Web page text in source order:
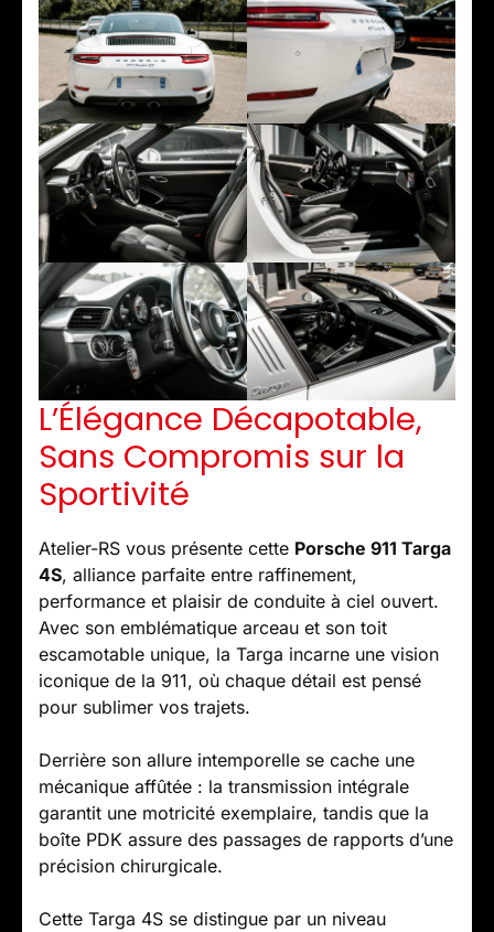
L’Élégance Décapotable,
Sans Compromis sur la
Sportivité
Atelier-RS vous présente cette Porsche 911 Targa
4S, alliance parfaite entre raffinement,
performance et plaisir de conduite à ciel ouvert.
Avec son emblématique arceau et son toit
escamotable unique, la Targa incarne une vision
iconique de la 911, où chaque détail est pensé
pour sublimer vos trajets.
Derrière son allure intemporelle se cache une
mécanique affûtée : la transmission intégrale
garantit une motricité exemplaire, tandis que la
boîte PDK assure des passages de rapports d’une
précision chirurgicale.
Cette Targa 4S se distingue par un niveau